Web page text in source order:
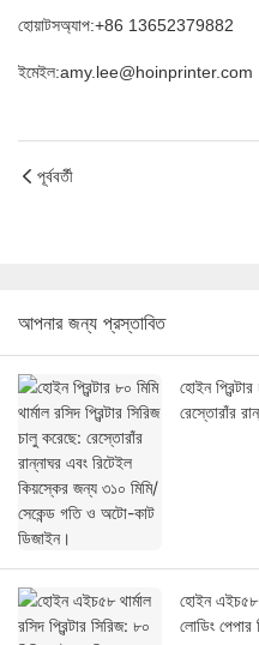
হোয়াটসঅ্যাপ:+86 13652379882
ইমেইল:amy.lee@hoinprinter.com
পূর্ববর্তী
আপনার জন্য প্রস্তাবিত
হোইন প্রিন্টার
রেস্তোরাঁর
হোইন এইচ৫৮
লোডিং পেপার